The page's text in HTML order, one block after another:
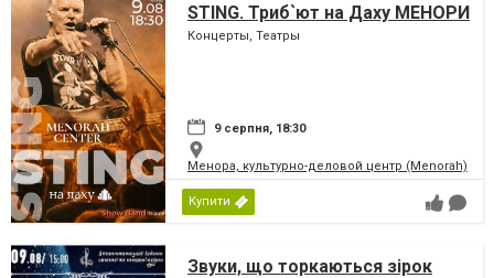
STING. Триб`ют на Даху МЕНОРИ
Концерты, Театры
9 серпня, 18:30
Менора, культурно-деловой центр (Menorah)
Купити
Звуки, що торкаються зірок